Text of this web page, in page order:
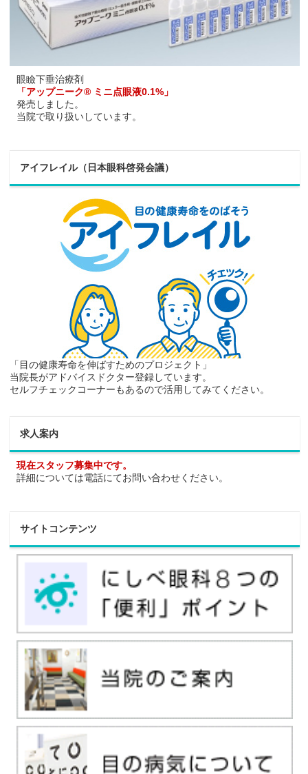
眼瞼下垂治療剤
「アップニーク® ミニ点眼液0.1%」
発売しました。
当院で取り扱いしています。
アイフレイル（日本眼科啓発会議）
「目の健康寿命を伸ばすためのプロジェクト」
当院長がアドバイスドクター登録しています。
セルフチェックコーナーもあるので活用してみてください。
求人案内
現在スタッフ募集中です。
詳細については電話にてお問い合わせください。
サイトコンテンツ